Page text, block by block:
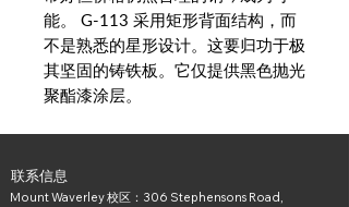
能。 G-113 采用矩形背面结构，而
不是熟悉的星形设计。这要归功于极
其坚固的铸铁板。它仅提供黑色抛光
聚酯漆涂层。
联系信息
Mount Waverley 校区：306 Stephensons Road,